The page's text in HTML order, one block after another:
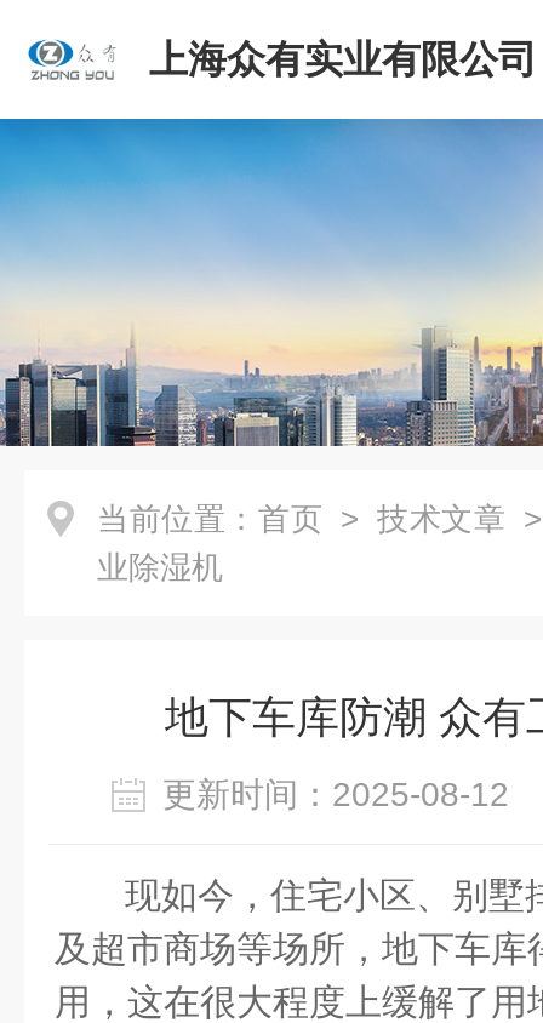
上海众有实业有限公司
当前位置： 首页 > 技术文章
业除湿机
地下车库防潮 众有
更新时间：2025-08-
现如今，住宅小区、别墅
及超市商场等场所，地下车
用，这在很大程度上缓解了